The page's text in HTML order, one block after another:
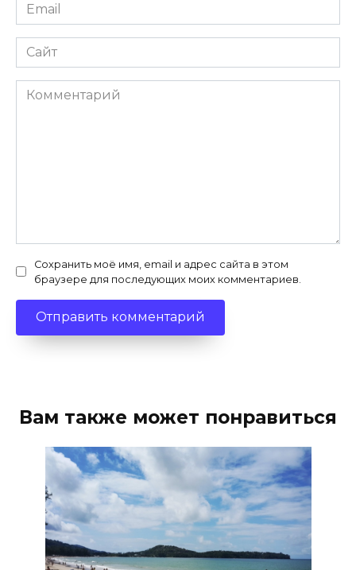
*
Сайт
Комментарий
Сохранить моё имя, email и адрес сайта в этом
браузере для последующих моих комментариев.
Вам также может понравиться